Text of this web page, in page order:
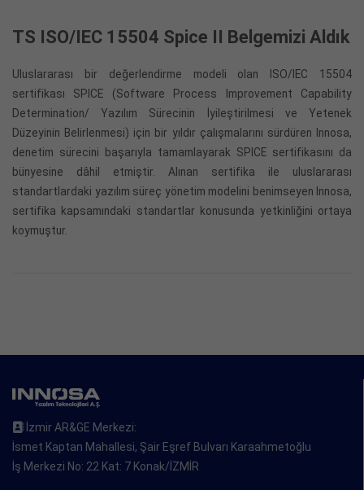
TS ISO/IEC 15504 Spice II Belgemizi Aldık
Uluslararası bir değerlendirme modeli olan ISO/IEC 15504
sertifikası SPICE (Software Process Improvement Capability
Determination/ Yazılım Sürecinin İyileştirilmesi ve Yetenek
Düzeyinin Belirlenmesi) için bir yıldır çalışmalarını sürdüren Innosa,
denetim sürecini başarıyla tamamlayarak SPICE sertifikasını da
bünyesine dâhil etmiştir. Alınan sertifika ile uluslararası
standartlardaki yazılım süreç yönetim modelini benimseyen Innosa,
sertifika kapsamındaki standartlar konusunda yetkinliğini ortaya
koymuştur.
İzmir AR&GE Merkezi:
İsmet Kaptan Mahallesi, Şair Eşref Bulvarı Karaahmetoğlu
İş Merkezi No: 22 Kat: 7 Konak/İZMİR